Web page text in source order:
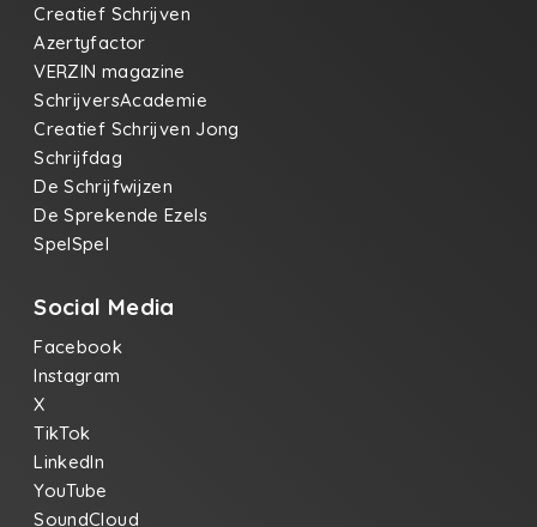
Creatief Schrijven
Azertyfactor
VERZIN magazine
SchrijversAcademie
Creatief Schrijven Jong
Schrijfdag
De Schrijfwijzen
De Sprekende Ezels
SpelSpel
Social Media
Facebook
Instagram
X
TikTok
LinkedIn
YouTube
SoundCloud